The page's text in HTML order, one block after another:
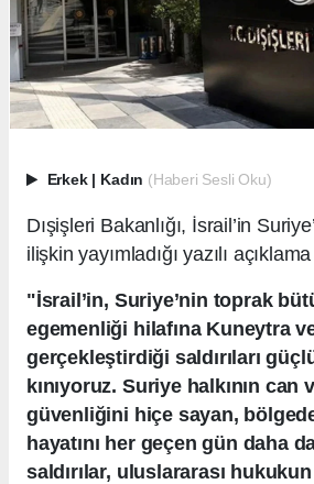
Erkek Kadın (Haberi Sesli Oku)
Dışişleri Bakanlığı, İsrail’in
ilişkin yayımladığı yazılı
"İsrail’in, Suriye’nin toprak
egemenliği hilafına Kuneytra
gerçekleştirdiği saldırıları
kınıyoruz. Suriye halkının can
güvenliğini hiçe sayan,
hayatını her geçen gün daha
saldırılar, uluslararası